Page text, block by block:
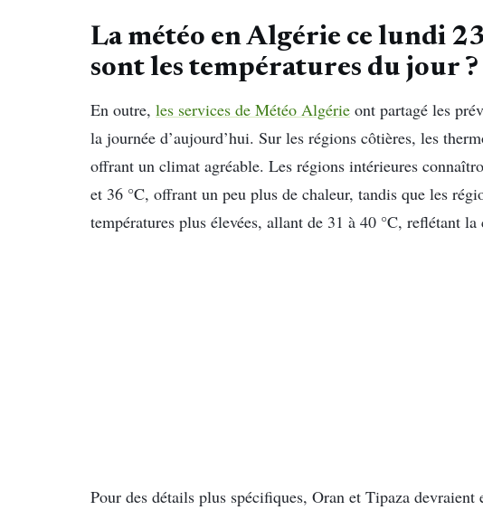
La météo en Algérie ce lundi
sont les températures du jour ?
En outre, les services de Météo Algérie ont partagé les
la journée d’aujourd’hui. Sur les régions côtières, les
offrant un climat agréable. Les régions intérieures
et 36 °C, offrant un peu plus de chaleur, tandis que les
températures plus élevées, allant de 31 à 40 °C, reflétant
Pour des détails plus spécifiques, Oran et Tipaza